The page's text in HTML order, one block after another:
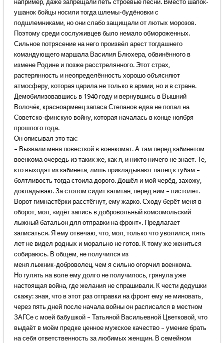
например, даже запрещали петь строевые песни. Вместо шапок-
ушанок бойцы носили тогда шлемы-будёновки с
подшлемниками, но они слабо защищали от лютых морозов.
Поэтому среди сослуживцев было немало обмороженных.
Сильное потрясение на него произвёл арест тогдашнего
командующего маршала Василия Блюхера, обвинённого в
измене Родине и позже расстрелянного. Этот страх,
растерянность и неопределённость хорошо объясняют
атмосферу, которая царила не только в армии, но и в стране.
Демобилизовавшись в 1940 году и вернувшись в Вышний
Волочёк, красноармеец запаса Степанов едва не попал на
Советско-финскую войну, которая началась в конце ноября
прошлого года.
Он описывал это так:
– Вызвали меня повесткой в военкомат. А там перед кабинетом
военкома очередь из таких же, как я, и никто ничего не знает. Те,
кто выходят из кабинета, лишь прикладывают палец к губам –
болтливость тогда стоила дорого. Дошёл и мой черёд, захожу,
докладываю. За столом сидит капитан, перед ним – пистолет.
Ворот гимнастёрки расстёгнут, ему жарко. Сходу берёт меня в
оборот, мол, «идёт запись в добровольный комсомольский
лыжный батальон для отправки на фронт». Предлагает
записаться. Я ему отвечаю, что, мол, только что уволился, пять
лет не видел родных и морально не готов. К тому же жениться
собираюсь. В общем, не получился из
меня лыжник-доброволец, чем я сильно огорчил военкома.
Но гулять на воле ему долго не получилось, грянула уже
настоящая война, где желания не спрашивали. К чести дедушки
скажу: зная, что в этот раз отправки на фронт ему не миновать,
через пять дней после начала войны он расписался в местном
ЗАГСе с моей бабушкой – Татьяной Васильевной Цветковой, что
выдаёт в моём предке ценное мужское качество – умение брать
на себя ответственность за любимых женщин. В семейном